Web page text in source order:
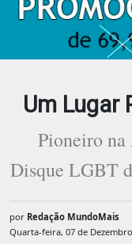
Um Lugar
Pioneiro
Disque LGBT
por Redação MundoMais
Quarta-feira, 07 de